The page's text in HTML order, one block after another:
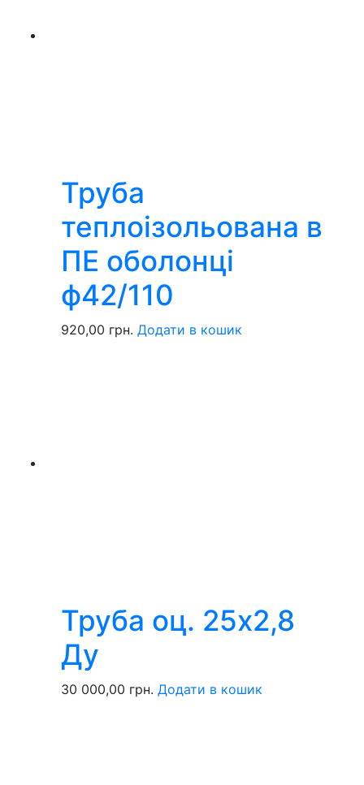
Труба
теплоізольована в
ПЕ оболонці
ф42/110
920,00 грн. Додати в кошик
Труба оц. 25х2,8
Ду
30 000,00 грн. Додати в кошик